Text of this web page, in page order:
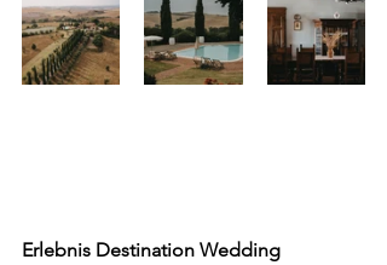
Erlebnis Destination Wedding